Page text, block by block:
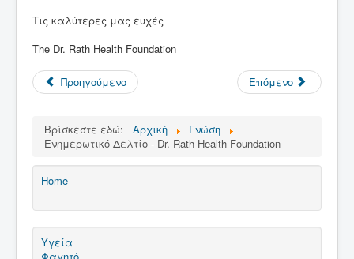
Τις καλύτερες μας ευχές
Τhe Dr. Rath Health Foundation
Προηγούμενο Επόμενο
Βρίσκεστε εδώ: Αρχική
Γνώση
Ενημερωτικό Δελτίο - Dr. Rath Health Foundation
Home
Υγεία